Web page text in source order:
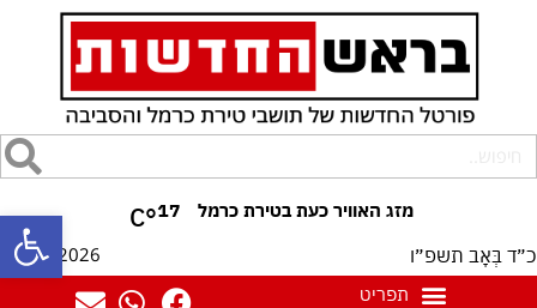
פתח 17
°C
כ״ד בְּאָב תשפ״ו 07/08/2026